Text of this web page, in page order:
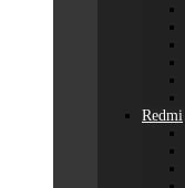
Redmi